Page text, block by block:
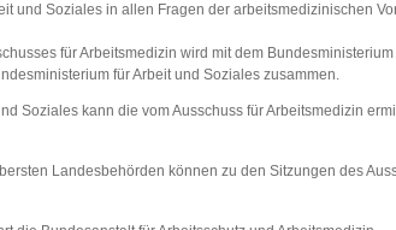
und Soziales in allen Fragen der arbeitsmedizinischen
für Arbeitsmedizin wird mit dem
für Arbeit und Soziales zusammen.
Soziales kann die vom Ausschuss für Arbeitsmedizin
Landesbehörden können zu den Sitzungen des